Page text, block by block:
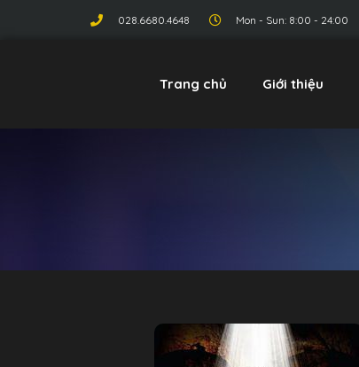
028.6680.4648 Mon - Sun: 8:00 - 24:00
Trang chủ Giới thiệu